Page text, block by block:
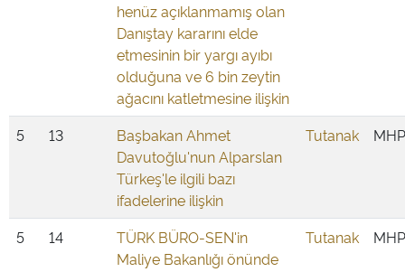
henüz açıklanmamış olan
Danıştay kararını elde
etmesinin bir yargı ayıbı
olduğuna ve 6 bin zeytin
ağacını katletmesine ilişkin
5 13
Başbakan Ahmet
Davutoğlu'nun Alparslan
Türkeş'le ilgili bazı
ifadelerine ilişkin
Tutanak MHP
5 14
TÜRK BÜRO-SEN'in
Maliye Bakanlığı önünde
Tutanak MHP